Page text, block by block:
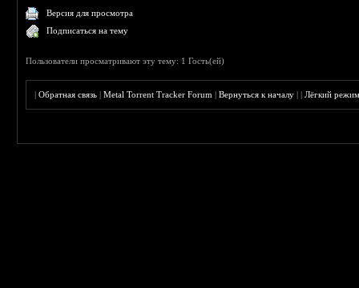
Версия для просмотра
Подписаться на тему
Пользователи просматривают эту тему: 1 Гость(ей)
|Обратная связь |Metal Torrent Tracker Forum |Вернуться к началу ||Лёгкий